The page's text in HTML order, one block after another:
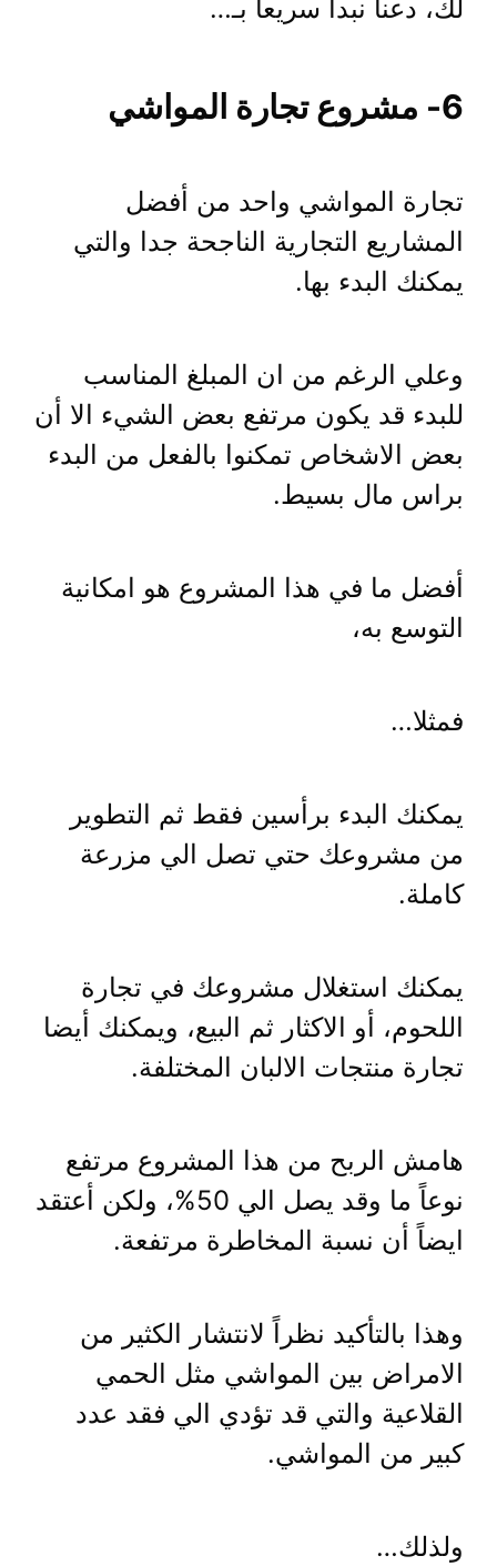
لك، دعنا نبدأ سريعاً بـ…
6- مشروع تجارة المواشي
تجارة المواشي واحد من أفضل
المشاريع التجارية الناجحة جدا والتي
يمكنك البدء بها.
وعلي الرغم من ان المبلغ المناسب
للبدء قد يكون مرتفع بعض الشيء الا أن
بعض الاشخاص تمكنوا بالفعل من البدء
براس مال بسيط.
أفضل ما في هذا المشروع هو امكانية
التوسع به،
فمثلا…
يمكنك البدء برأسين فقط ثم التطوير
من مشروعك حتي تصل الي مزرعة
كاملة.
يمكنك استغلال مشروعك في تجارة
اللحوم، أو الاكثار ثم البيع، ويمكنك أيضا
تجارة منتجات الالبان المختلفة.
هامش الربح من هذا المشروع مرتفع
نوعاً ما وقد يصل الي 50%، ولكن أعتقد
ايضاً أن نسبة المخاطرة مرتفعة.
وهذا بالتأكيد نظراً لانتشار الكثير من
الامراض بين المواشي مثل الحمي
القلاعية والتي قد تؤدي الي فقد عدد
كبير من المواشي.
ولذلك…